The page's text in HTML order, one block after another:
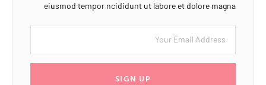
eiusmod tempor ncididunt ut labore et dolore magna
SIGN UP